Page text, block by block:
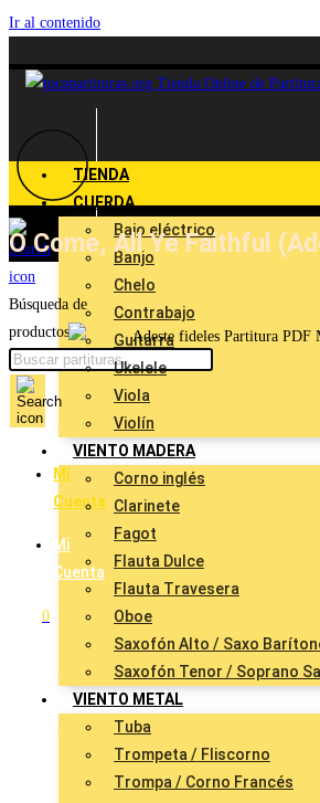
Ir al contenido
Búsqueda de
productos
Mi
Cuenta
Mi
Cuenta
0
TIENDA
CUERDA
Bajo eléctrico
Banjo
Chelo
Contrabajo
Guitarra
Ukelele
Viola
Violín
VIENTO MADERA
Corno inglés
Clarinete
Fagot
Flauta Dulce
Flauta Travesera
Oboe
Saxofón Alto / Saxo
Saxofón Tenor / Soprano
VIENTO METAL
Tuba
Trompeta / Fliscorno
Trompa / Corno Francés
O Come, All Ye Faithful